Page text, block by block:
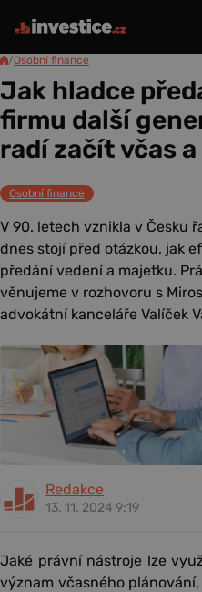
/Osobní finance
Jak hladce
firmu další
radí začít včas
Osobní finance
V 90. letech vznikla v Česku
dnes stojí před otázkou, jak
předání vedení a majetku.
věnujeme v rozhovoru s
advokátní kanceláře Valíček
Redakce
13. 11. 2024 9:19
Jaké právní nástroje lze
význam včasného